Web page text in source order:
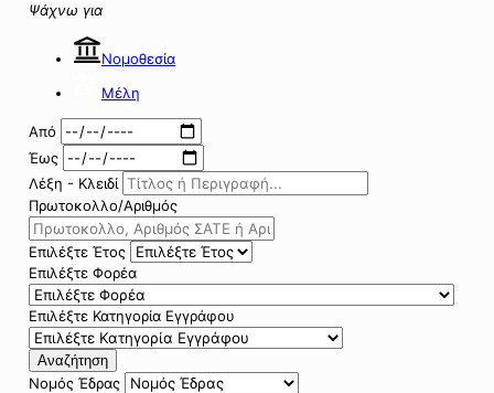
Ψάχνω για
Νομοθεσία
Μέλη
Από
Έως
Λέξη - Κλειδί
Πρωτοκολλο/Αριθμός
Επιλέξτε Έτος
Επιλέξτε Φορέα
Επιλέξτε Κατηγορία Εγγράφου
Αναζήτηση
Νομός Έδρας